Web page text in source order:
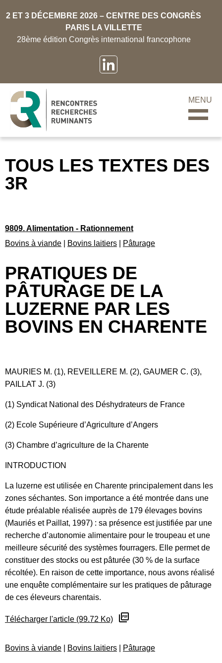
2 ET 3 DÉCEMBRE 2026 – CENTRE DES CONGRÈS
PARIS LA VILLETTE
28ème édition Congrès international francophone
MENU
TOUS LES TEXTES DES
3R
9809. Alimentation - Rationnement
Bovins à viande
Bovins laitiers Pâturage
PRATIQUES DE
PÂTURAGE DE LA
LUZERNE PAR LES
BOVINS EN CHARENTE
MAURIES M. (1), REVEILLERE M. (2), GAUMER C. (3),
PAILLAT J. (3)
(1) Syndicat National des Déshydrateurs de France
(2) Ecole Supérieure d’Agriculture d’Angers
(3) Chambre d’agriculture de la Charente
INTRODUCTION
La luzerne est utilisée en Charente principalement dans les
zones séchantes. Son importance a été montrée dans une
étude préalable réalisée auprès de 179 élevages bovins
(Mauriés et Paillat, 1997) : sa présence est justifiée par une
recherche d’autonomie alimentaire pour le troupeau et une
meilleure sécurité des systèmes fourragers. Elle permet de
constituer des stocks ou est pâturée (30 % de la surface
récoltée). En raison de cette importance, nous avons réalisé
une enquête complémentaire sur les pratiques de pâturage
de ces éleveurs charentais.
Télécharger l'article (99.72 Ko)
Bovins à viande Bovins laitiers Pâturage